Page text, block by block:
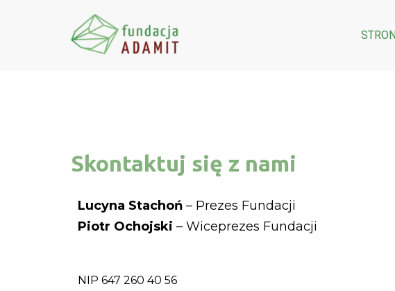
Skontaktuj się z nami
Lucyna Stachoń – Prezes Fundacji
Piotr Ochojski – Wiceprezes Fundacji
NIP 647 260 40 56